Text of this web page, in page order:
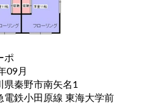
ポ
09月
県秦野市南矢名1
電鉄小田原線 東海大学前